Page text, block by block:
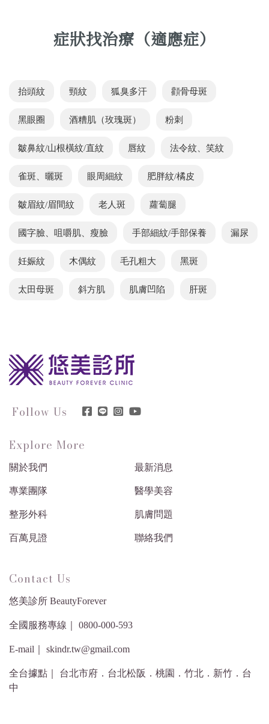
症狀找治療（適應症）
抬頭紋 頸紋 狐臭多汗 顴骨母斑
黑眼圈 酒糟肌（玫瑰斑） 粉刺
皺鼻紋/山根橫紋/直紋 唇紋 法令紋、笑紋
雀斑、曬斑 眼周細紋 肥胖紋/橘皮
皺眉紋/眉間紋 老人斑 蘿蔔腿
國字臉、咀嚼肌、瘦臉 手部細紋/手部保養 漏尿
妊娠紋 木偶紋 毛孔粗大 黑斑
太田母斑 斜方肌 肌膚凹陷 肝斑
Follow Us
Explore More
關於我們 最新消息
專業團隊 醫學美容
整形外科 肌膚問題
百萬見證 聯絡我們
Contact Us
悠美診所 BeautyForever
全國服務專線｜ 0800-000-593
E-mail｜ skindr.tw@gmail.com
全台據點｜ 台北市府．台北松阪．桃園．竹北．新竹．台
中